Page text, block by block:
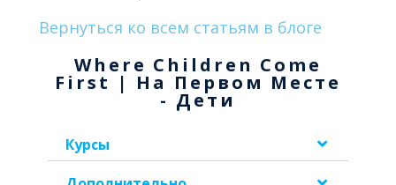
Вернуться ко всем статьям в блоге
Where Children Come
First | На Первом Месте
- Дети
Курсы